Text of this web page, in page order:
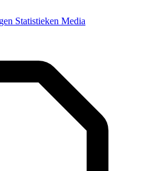
Statistieken Media